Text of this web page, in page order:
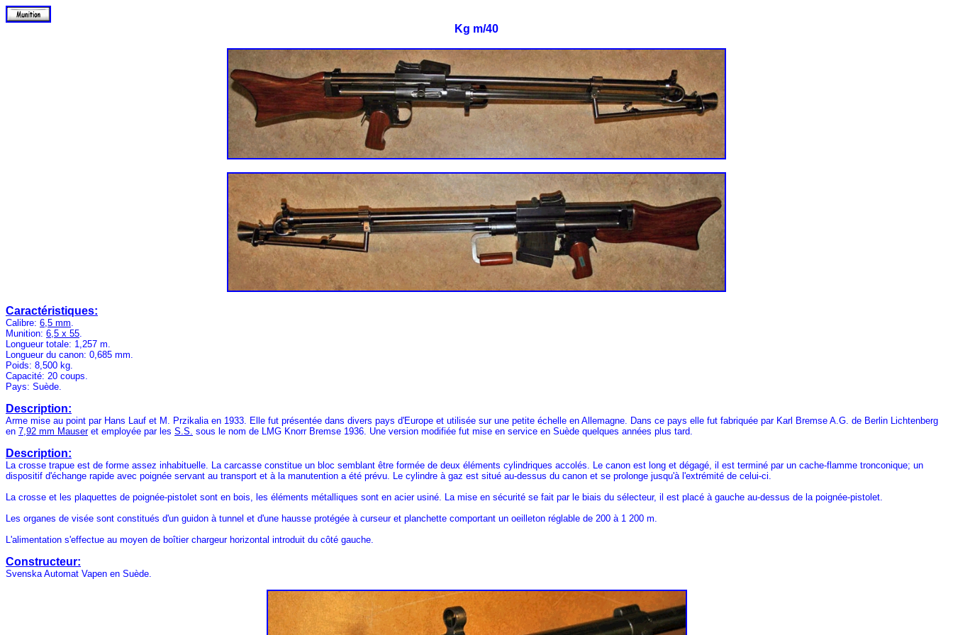
Kg m/40
Caractéristiques:
Calibre: 6,5 mm.
Munition: 6,5 x 55.
Longueur totale: 1,257 m.
Longueur du canon: 0,685 mm.
Poids: 8,500 kg.
Capacité: 20 coups.
Pays: Suède.
Description:
Arme mise au point par Hans Lauf et M. Przikalia en 1933. Elle fut présentée dans divers pays d'Europe et utilisée sur une petite échelle en Allemagne. Dans ce pays elle fut fabriquée par Karl Bremse A.G. de Berlin Lichtenberg
en 7,92 mm Mauseret employée par les S.S. sous le nom de LMG Knorr Bremse 1936. Une version modifiée fut mise en service en Suède quelques années plus tard.
Description:
La crosse trapue est de forme assez inhabituelle. La carcasse constitue un bloc semblant être formée de deux éléments cylindriques accolés. Le canon est long et dégagé, il est terminé par un cache-flamme tronconique; un
dispositif d'échange rapide avec poignée servant au transport et à la manutention a été prévu. Le cylindre à gaz est situé au-dessus du canon et se prolonge jusqu'à l'extrémité de celui-ci.
La crosse et les plaquettes de poignée-pistolet sont en bois, les éléments métalliques sont en acier usiné. La mise en sécurité se fait par le biais du sélecteur, il est placé à gauche au-dessus de la poignée-pistolet.
Les organes de visée sont constitués d'un guidon à tunnel et d'une hausse protégée à curseur et planchette comportant un oeilleton réglable de 200 à 1 200 m.
L'alimentation s'effectue au moyen de boîtier chargeur horizontal introduit du côté gauche.
Constructeur:
Svenska Automat Vapen en Suède.